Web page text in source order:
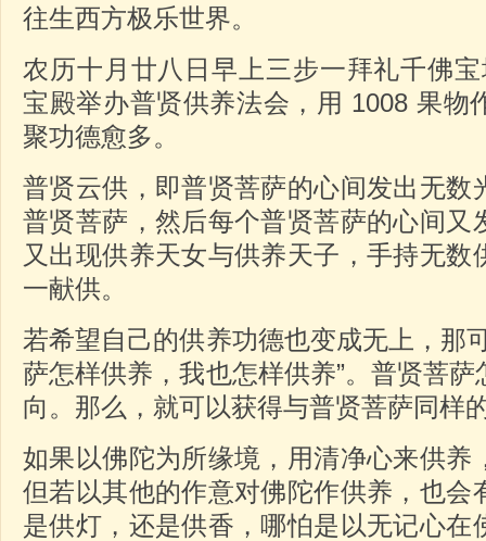
往生西方极乐世界。
农历十月廿八日早上三步一拜礼千佛
宝殿举办普贤供养法会，用 1008 果物
聚功德愈多。
普贤云供，即普贤菩萨的心间发出无数
普贤菩萨，然后每个普贤菩萨的心间又
又出现供养天女与供养天子，手持无数
一献供。
若希望自己的供养功德也变成无上，那
萨怎样供养，我也怎样供养”。普贤菩
向。那么，就可以获得与普贤菩萨同样
如果以佛陀为所缘境，用清净心来供养
但若以其他的作意对佛陀作供养，也会
是供灯，还是供香，哪怕是以无记心在